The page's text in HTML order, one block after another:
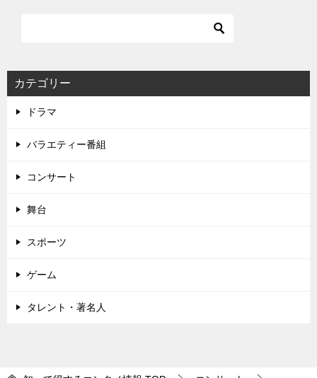
シ
ョ
カテゴリー
ドラマ
バラエティー番組
コンサート
舞台
スポーツ
ゲーム
タレント・著名人